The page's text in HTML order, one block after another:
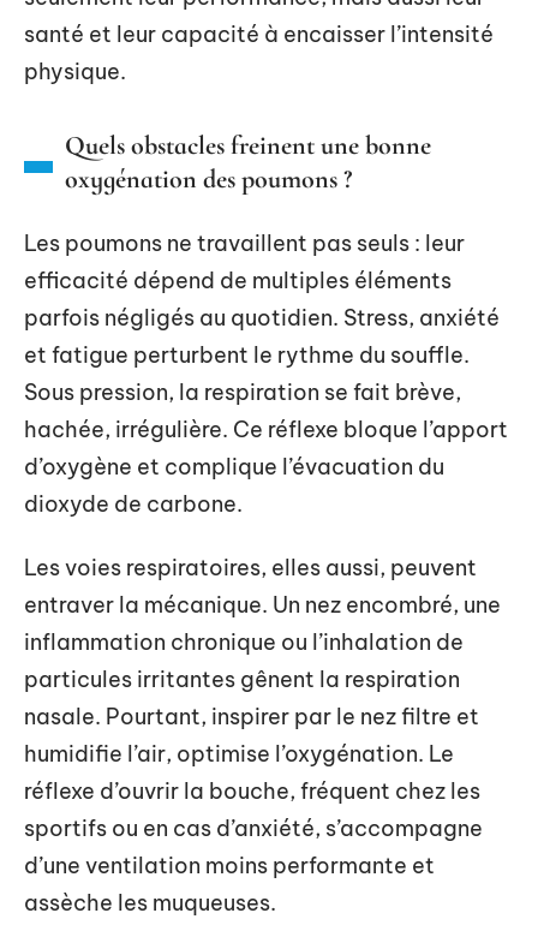
santé et leur capacité à encaisser l’intensité
physique.
Quels obstacles freinent une bonne
oxygénation des poumons ?
Les poumons ne travaillent pas seuls : leur
efficacité dépend de multiples éléments
parfois négligés au quotidien. Stress, anxiété
et fatigue perturbent le rythme du souffle.
Sous pression, la respiration se fait brève,
hachée, irrégulière. Ce réflexe bloque l’apport
d’oxygène et complique l’évacuation du
dioxyde de carbone.
Les voies respiratoires, elles aussi, peuvent
entraver la mécanique. Un nez encombré, une
inflammation chronique ou l’inhalation de
particules irritantes gênent la respiration
nasale. Pourtant, inspirer par le nez filtre et
humidifie l’air, optimise l’oxygénation. Le
réflexe d’ouvrir la bouche, fréquent chez les
sportifs ou en cas d’anxiété, s’accompagne
d’une ventilation moins performante et
assèche les muqueuses.